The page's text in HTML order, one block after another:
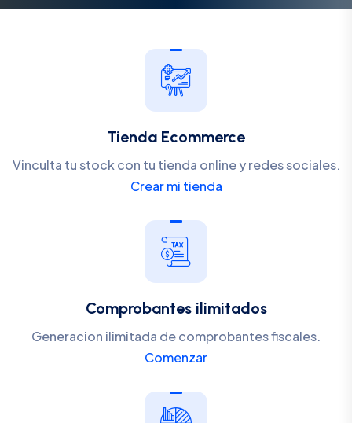
Tienda Ecommerce
Vinculta tu stock con tu tienda online y redes sociales.
Crear mi tienda
Comprobantes ilimitados
Generacion ilimitada de comprobantes fiscales.
Comenzar